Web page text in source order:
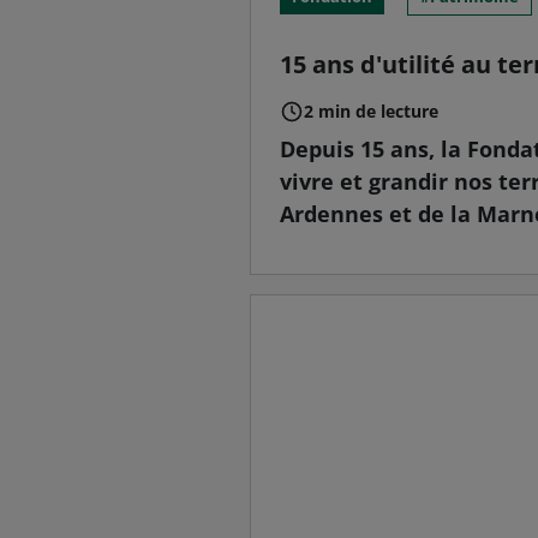
15 ans d'utilité au
2 min de lecture
Depuis 15 ans, la
vivre et grandir nos
Ardennes et de la